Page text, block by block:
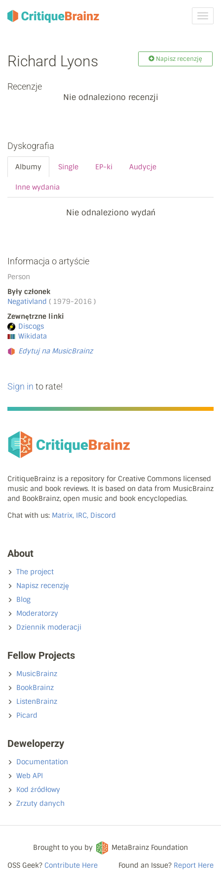
Richard Lyons Napisz recenzję
Recenzje
Nie odnaleziono recenzji
Dyskografia
Albumy Single EP-ki Audycje
Inne wydania
Nie odnaleziono wydań
Informacja o artyście
Person
Były członek
Negativland ( 1979-2016 )
Zewnętrzne linki
Discogs
Wikidata
Edytuj na MusicBrainz
Sign in to rate!
CritiqueBrainz is a repository for Creative Commons licensed
music and book reviews. It is based on data from MusicBrainz
and BookBrainz, open music and book encyclopedias.
Chat with us: Matrix, IRC, Discord
About
The project
Napisz recenzję
Blog
Moderatorzy
Dziennik moderacji
Fellow Projects
MusicBrainz
BookBrainz
ListenBrainz
Picard
Deweloperzy
Documentation
Web API
Kod źródłowy
Zrzuty danych
OSS Geek? Contribute Here
Brought to you by
MetaBrainz Foundation
Found an Issue? Report Here